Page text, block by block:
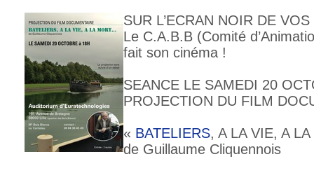
SUR L’ECRAN NOIR DE
Le C.A.B.B (Comité
fait son cinéma !
SEANCE LE SAMEDI 20
PROJECTION DU FILM
« BATELIERS, A LA VIE, A
de Guillaume Cliquennois